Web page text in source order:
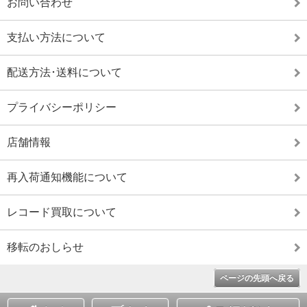
支払い方法について
配送方法･送料について
プライバシーポリシー
店舗情報
再入荷通知機能について
レコード買取について
移転のおしらせ
ページの先頭へ戻る